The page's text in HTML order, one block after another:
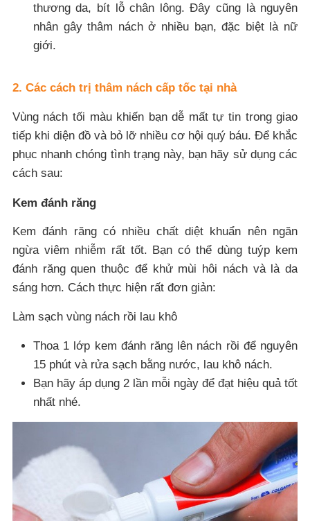
thương da, bít lỗ chân lông. Đây cũng là nguyên
nhân gây thâm nách ở nhiều bạn, đặc biệt là nữ
giới.
2. Các cách trị thâm nách cấp tốc tại nhà
Vùng nách tối màu khiến bạn dễ mất tự tin trong giao
tiếp khi diện đồ và bỏ lỡ nhiều cơ hội quý báu. Để khắc
phục nhanh chóng tình trạng này, bạn hãy sử dụng các
cách sau:
Kem đánh răng
Kem đánh răng có nhiều chất diệt khuẩn nên ngăn
ngừa viêm nhiễm rất tốt. Bạn có thể dùng tuýp kem
đánh răng quen thuộc để khử mùi hôi nách và là da
sáng hơn. Cách thực hiện rất đơn giản:
Làm sạch vùng nách rồi lau khô
Thoa 1 lớp kem đánh răng lên nách rồi để nguyên
15 phút và rửa sạch bằng nước, lau khô nách.
Bạn hãy áp dụng 2 lần mỗi ngày để đạt hiệu quả tốt
nhất nhé.